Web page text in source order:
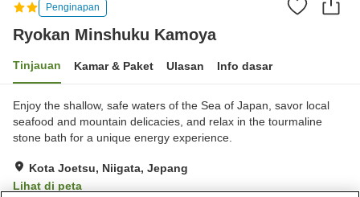
Penginapan
Ryokan Minshuku Kamoya
Tinjauan Kamar & Paket Ulasan Info dasar
Enjoy the shallow, safe waters of the Sea of Japan, savor local
seafood and mountain delicacies, and relax in the tourmaline
stone bath for a unique energy experience.
Kota Joetsu, Niigata, Jepang
Lihat di peta